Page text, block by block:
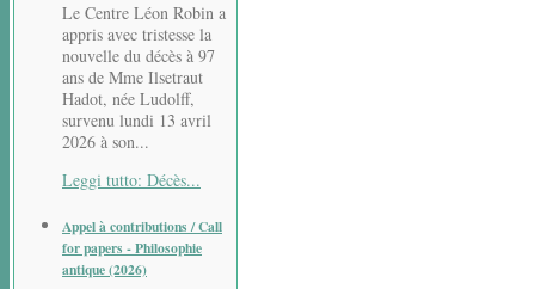
Le Centre Léon Robin a
appris avec tristesse la
nouvelle du décès à 97
ans de Mme Ilsetraut
Hadot, née Ludolff,
survenu lundi 13 avril
2026 à son...
Leggi tutto: Décès...
Appel à contributions / Call
for papers - Philosophie
antique (2026)